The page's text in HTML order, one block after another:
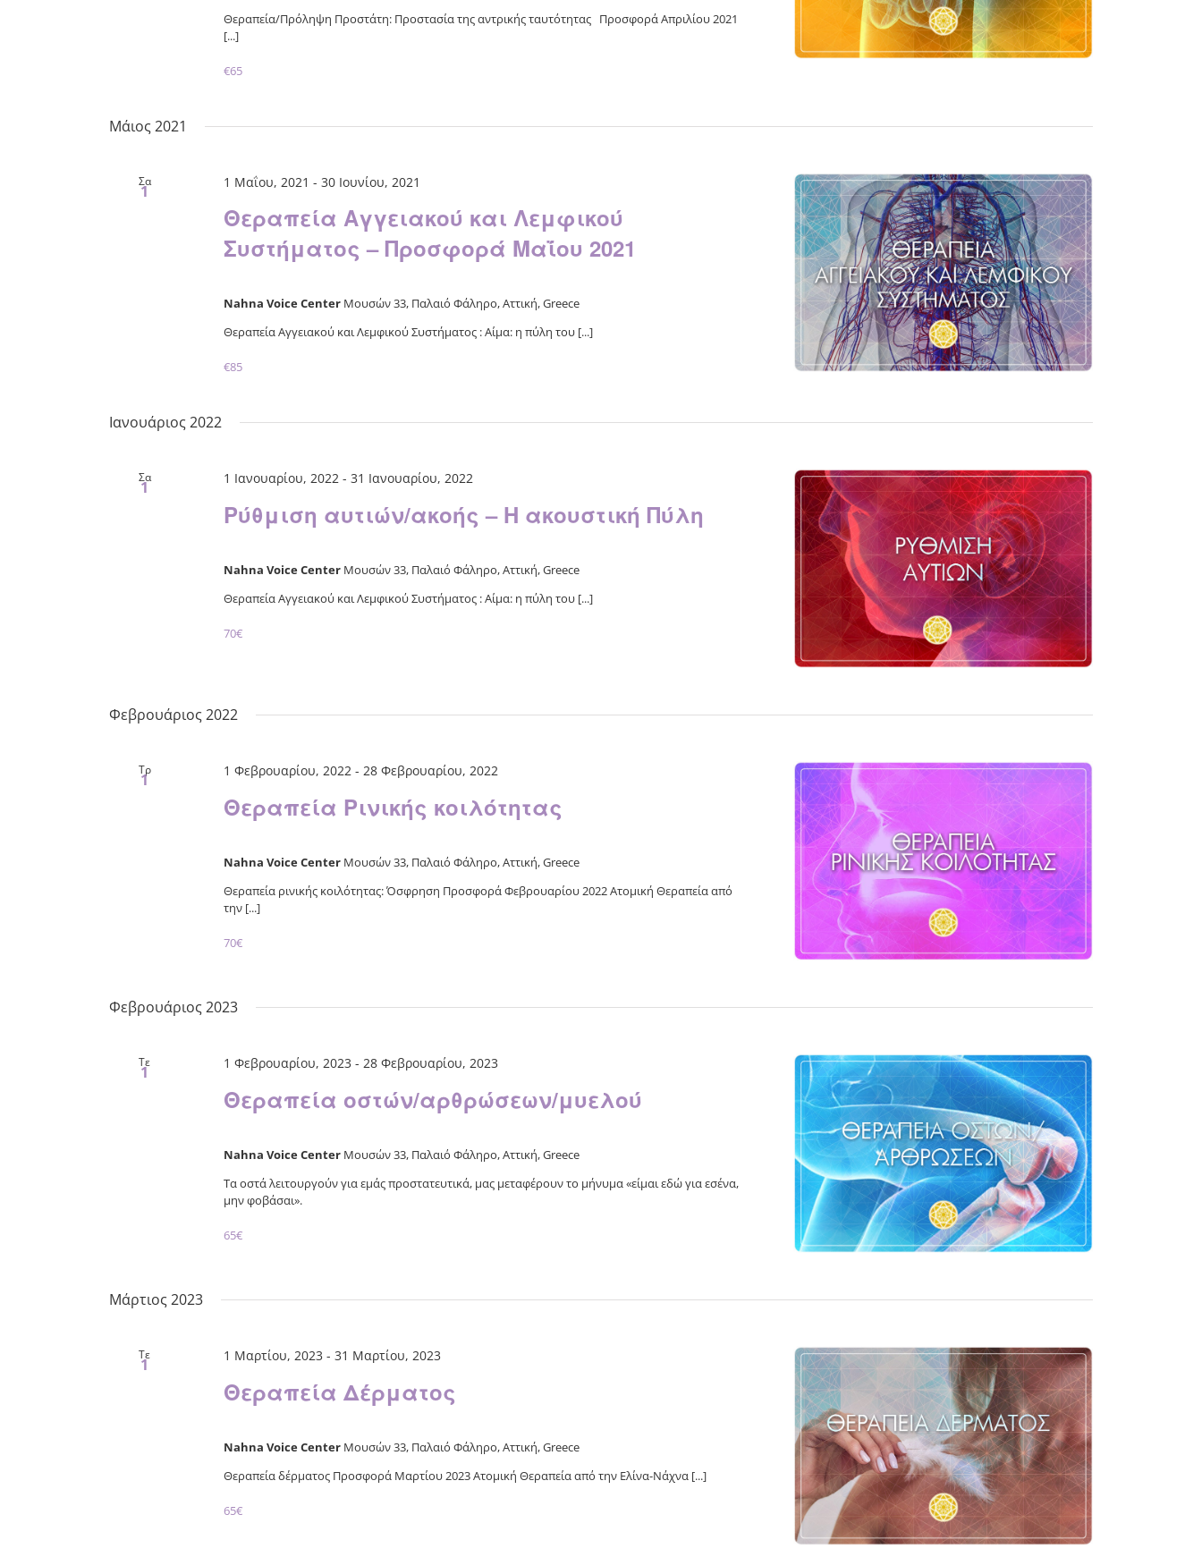
Θεραπεία/Πρόληψη Προστάτη: Προστασία της αντρικής ταυτότητας Προσφορά Απριλίου 2021
[...]
€65
Μάιος 2021
Σα
1
Θεραπεία Αγγειακού και Λεμφικού
Συστήματος – Προσφορά Μαΐου 2021
1 Μαΐου, 2021 - 30 Ιουνίου, 2021
Nahna Voice Center Μουσών 33, Παλαιό Φάληρο, Αττική, Greece
Θεραπεία Αγγειακού και Λεμφικού Συστήματος : Αίμα: η πύλη του [...]
€85
Ιανουάριος 2022
Σα
1
Ρύθμιση αυτιών/ακοής – Η ακουστική Πύλη
1 Ιανουαρίου, 2022- 31 Ιανουαρίου, 2022
Nahna Voice Center Μουσών 33, Παλαιό Φάληρο, Αττική, Greece
Θεραπεία Αγγειακού και Λεμφικού Συστήματος : Αίμα: η πύλη του [...]
70€
Φεβρουάριος 2022
Τρ
1
Θεραπεία Ρινικής κοιλότητας
1 Φεβρουαρίου, 2022- 28 Φεβρουαρίου, 2022
Nahna Voice Center Μουσών 33, Παλαιό Φάληρο, Αττική, Greece
Θεραπεία ρινικής κοιλότητας: Όσφρηση Προσφορά Φεβρουαρίου 2022 Ατομική Θεραπεία από
την [...]
70€
Φεβρουάριος 2023
Τε
1
Θεραπεία οστών/αρθρώσεων/μυελού
1 Φεβρουαρίου, 2023 - 28 Φεβρουαρίου, 2023
Nahna Voice Center Μουσών 33, Παλαιό Φάληρο, Αττική, Greece
Τα οστά λειτουργούν για εμάς προστατευτικά, μας μεταφέρουν το μήνυμα «είμαι εδώ για εσένα,
μην φοβάσαι».
65€
Μάρτιος 2023
Τε
1
Θεραπεία Δέρματος
1 Μαρτίου, 2023 - 31 Μαρτίου, 2023
Nahna Voice Center Μουσών 33, Παλαιό Φάληρο, Αττική, Greece
Θεραπεία δέρματος Προσφορά Μαρτίου 2023 Ατομική Θεραπεία από την Ελίνα-Νάχνα [...]
65€